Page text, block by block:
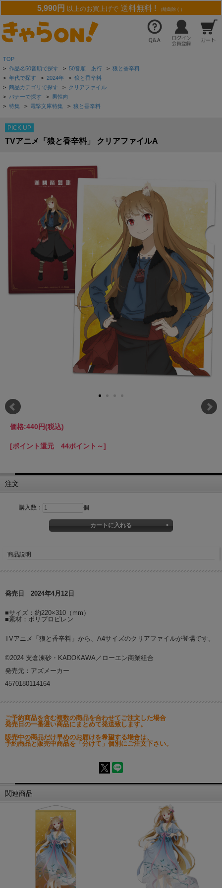
5,990円 以上のお買上げで 送料無料 ! （離島除く）
TOP
> 作品名50音順で探す > 50音順 あ行 > 狼と香辛料
> 年代で探す > 2024年 > 狼と香辛料
> 商品カテゴリで探す > クリアファイル
> バナーで探す > 男性向
> 特集 > 電撃文庫特集 > 狼と香辛料
PICK UP
TVアニメ「狼と香辛料」 クリアファイルA
価格:440円(税込)
[ポイント還元 44ポイント～]
注文
購入数： 個
商品説明
発売日 2024年4月12日
■サイズ：約220×310（mm）
■素材：ポリプロピレン
TVアニメ「狼と香辛料」から、A4サイズのクリアファイルが登場です。
©2024 支倉凍砂・KADOKAWA／ローエン商業組合
発売元：アズメーカー
4570180114164
ご予約商品を含む複数の商品を合わせてご注文した場合
発売日の一番遅い商品にまとめて発送致します。
販売中の商品だけ早めのお届けを希望する場合は、
予約商品と販売中商品を「分けて」個別にご注文下さい。
関連商品